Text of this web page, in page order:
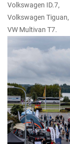
Volkswagen ID.7,
Volkswagen Tiguan,
VW Multivan T7.